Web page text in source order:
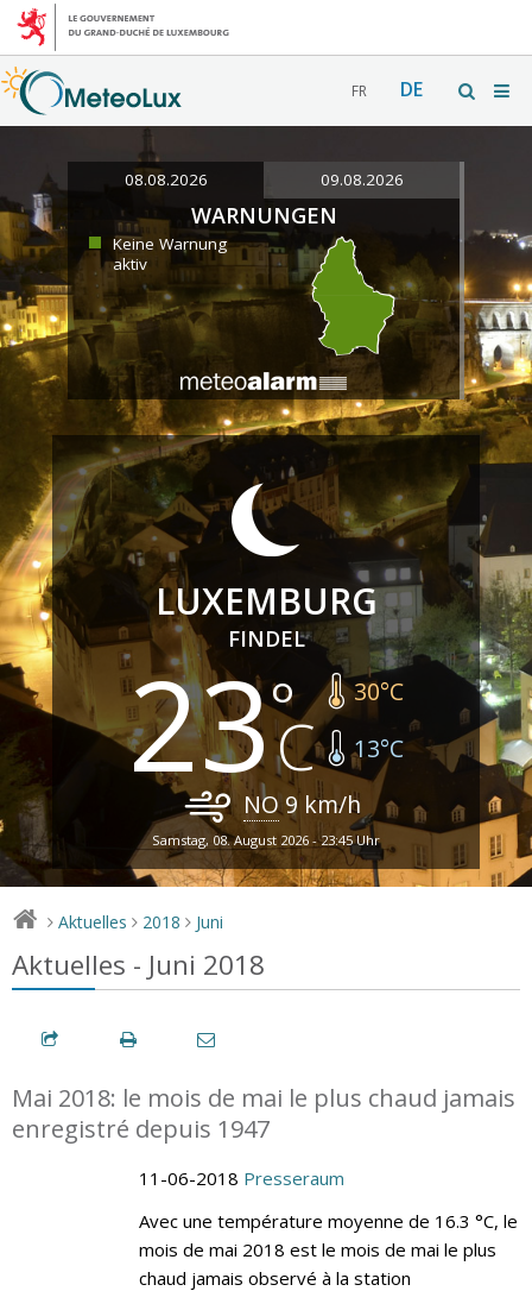
FR DE
08.08.2026 09.08.2026
WARNUNGEN
Keine Warnung
aktiv
LUXEMBURG
FINDEL
23 30°C
13°C
NO9 km/h
Samstag, 08. August 2026 - 23:45 Uhr
> Aktuelles > 2018 > Juni
Aktuelles - Juni 2018
Mai 2018: le mois de mai le plus chaud jamais
enregistré depuis 1947
11-06-2018 Presseraum
Avec une température moyenne de 16.3 °C, le
mois de mai 2018 est le mois de mai le plus
chaud jamais observé à la station